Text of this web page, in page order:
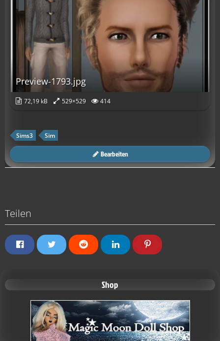
Preview-1793.jpg
72,19 kB 529×529 414
Sims3 Sim
Bearbeiten
Teilen
Shop